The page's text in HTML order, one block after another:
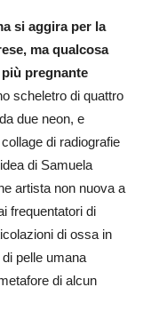
si aggira per la
ma qualcosa
pregnante
scheletro di quattro
due neon, e
di radiografie
di Samuela
artista non nuova a
frequentatori di
di ossa in
pelle umana
di alcun